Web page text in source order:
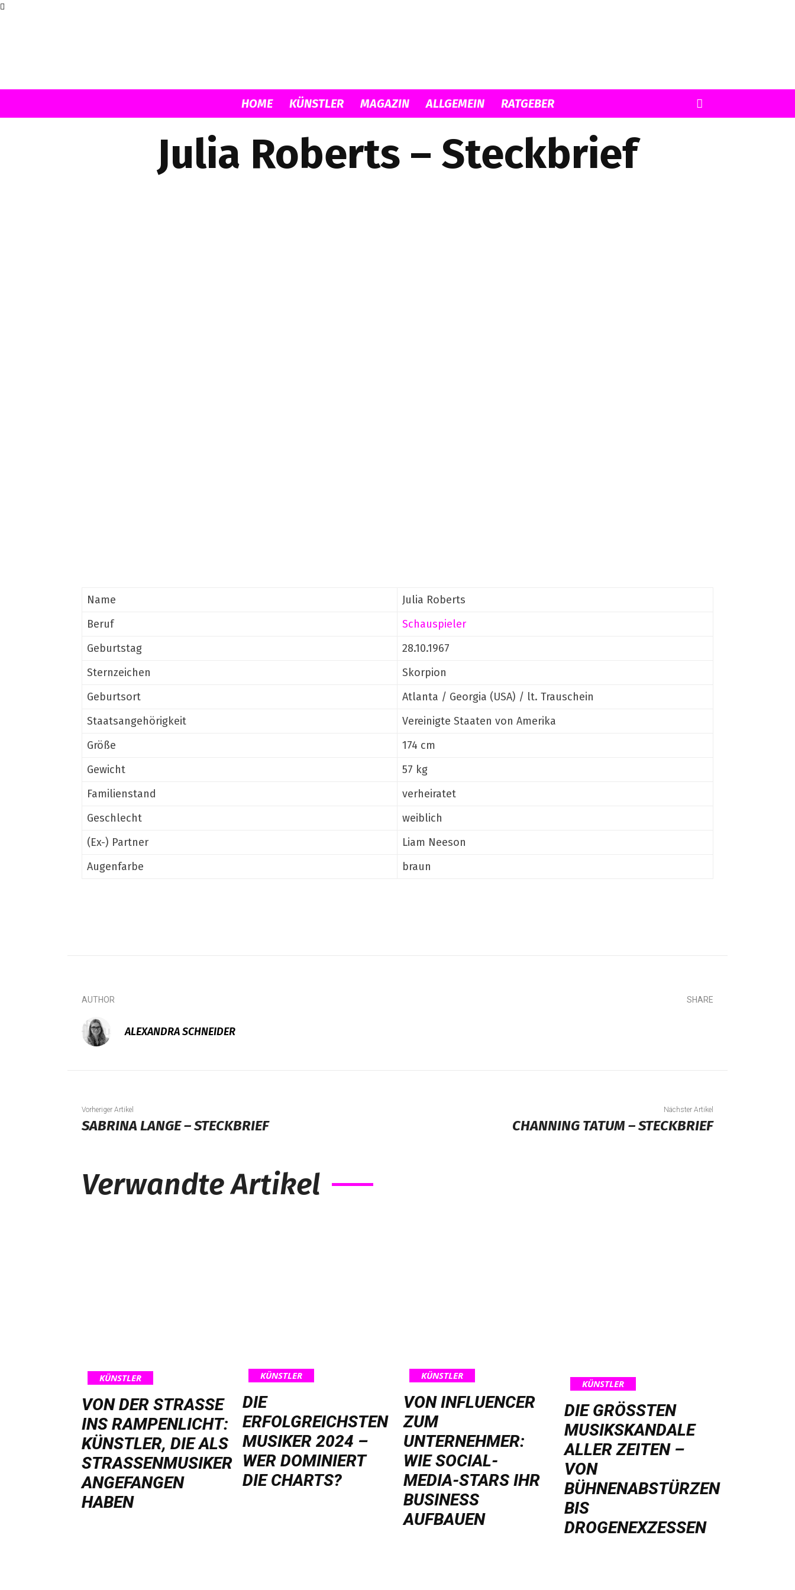
Musicload
HOME KÜNSTLER MAGAZIN ALLGEMEIN RATGEBER
Julia Roberts – Steckbrief
Name
Julia Roberts
Beruf
Schauspieler
Geburtstag
28.10.1967
Sternzeichen
Skorpion
Geburtsort
Atlanta / Georgia (USA) / lt. Trauschein
Staatsangehörigkeit
Vereinigte Staaten von Amerika
Größe
174 cm
Gewicht
57 kg
Familienstand
verheiratet
Geschlecht
weiblich
(Ex-) Partner
Liam Neeson
Augenfarbe
braun
AUTHOR
ALEXANDRA SCHNEIDER
SHARE
Vorheriger Artikel
SABRINA LANGE – STECKBRIEF
Nächster Artikel
CHANNING TATUM – STECKBRIEF
Verwandte Artikel
KÜNSTLER
VON DER STRASSE I
NS RAMPENLICHT: K
ÜNSTLER, DIE ALS S
TRASSENMUSIKER AN
GEFANGEN HA
BEN
KÜNSTLER
DIE
ERFOLGREICHSTEN
MUSIKER 2024 –
WER DOMINIERT
DIE CHARTS?
KÜNSTLER
VON INFLUENCER
ZUM
UNTERNEHMER:
WIE SOCIAL-
MEDIA-STARS IHR
BUSINESS
AUFBAUEN
KÜNSTLER
DIE GRÖSSTEN M
USIKSKANDALE A
LLER ZEITEN – V
ON B
ÜHNENABSTÜRZEN B
IS D
ROGENEXZESSEN